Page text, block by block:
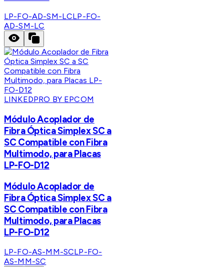
LP-FO-AD-SM-LCLP-FO-
AD-SM-LC
LINKEDPRO BY EPCOM
Módulo Acoplador de
Fibra Óptica Simplex SC a
SC Compatible con Fibra
Multimodo, para Placas
LP-FO-D12
Módulo Acoplador de
Fibra Óptica Simplex SC a
SC Compatible con Fibra
Multimodo, para Placas
LP-FO-D12
LP-FO-AS-MM-SCLP-FO-
AS-MM-SC